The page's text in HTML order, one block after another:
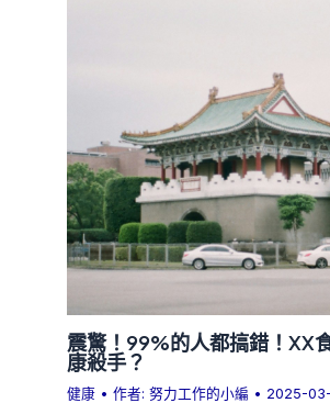
震驚！99%的人都搞錯！XX
康殺手？
健康 • 作者:努力工作的小編 • 2025-